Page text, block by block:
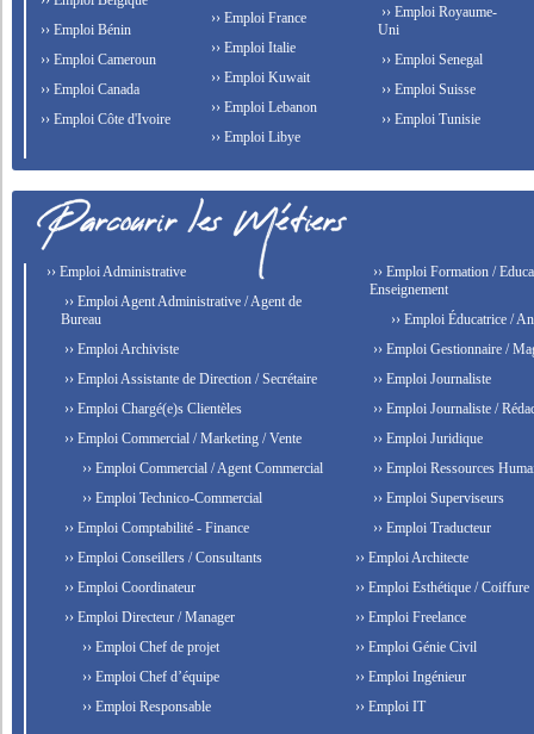
›› Emploi Bénin
›› Emploi Cameroun
›› Emploi Canada
›› Emploi Côte d'Ivoire
›› Emploi France
›› Emploi Italie
›› Emploi Kuwait
›› Emploi Lebanon
›› Emploi Libye
›› Emploi Royaume-
Uni
›› Emploi Senegal
›› Emploi Suisse
›› Emploi Tunisie
›› Emploi Administrative
›› Emploi Agent Administrative / Agent de
Bureau
›› Emploi Archiviste
›› Emploi Assistante de Direction / Secrétaire
›› Emploi Chargé(e)s Clientèles
›› Emploi Commercial / Marketing / Vente
›› Emploi Commercial / Agent Commercial
›› Emploi Technico-Commercial
›› Emploi Comptabilité - Finance
›› Emploi Conseillers / Consultants
›› Emploi Coordinateur
›› Emploi Directeur / Manager
›› Emploi Chef de projet
›› Emploi Chef d’équipe
›› Emploi Responsable
›› Emploi Formation /
Enseignement
›› Emploi Éducatrice /
›› Emploi Gestionnaire /
›› Emploi Journaliste
›› Emploi Journaliste /
›› Emploi Juridique
›› Emploi Ressources
›› Emploi Superviseurs
›› Emploi Traducteur
›› Emploi Architecte
›› Emploi Esthétique / Coiffure
›› Emploi Freelance
›› Emploi Génie Civil
›› Emploi Ingénieur
›› Emploi IT